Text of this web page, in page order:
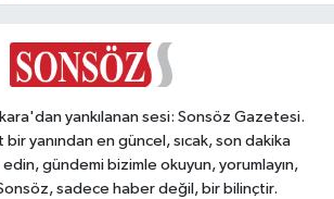
yankılanan sesi: Sonsöz Gazetesi.
yanından en güncel, sıcak, son dakika
gündemi bizimle okuyun, yorumlayın,
sadece haber değil, bir bilinçtir.